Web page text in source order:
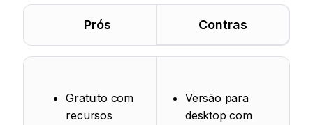
Prós Contras
Gratuito com
recursos
Versão para
desktop com